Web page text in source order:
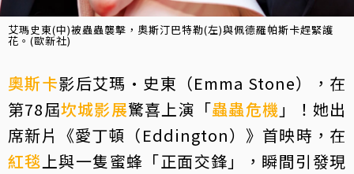
艾瑪史東(中)被蟲蟲襲擊，奧斯汀巴特勒(左)與佩德羅帕斯卡趕緊護
花。(歐新社)
奧斯卡影后艾瑪·史東（Emma Stone），在
第78屆坎城影展驚喜上演「蟲蟲危機 」！她出
席新片《愛丁頓（Eddington）》首映時，在
紅毯 上與一隻蜜蜂「正面交鋒」，瞬間引發現